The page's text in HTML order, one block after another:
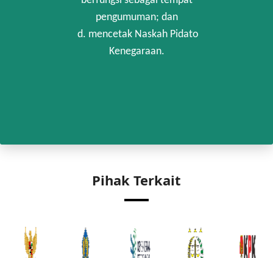
pengumuman; dan
d. mencetak Naskah Pidato
Kenegaraan.
Pihak Terkait